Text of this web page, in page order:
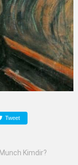
Tweet
Kimdir?